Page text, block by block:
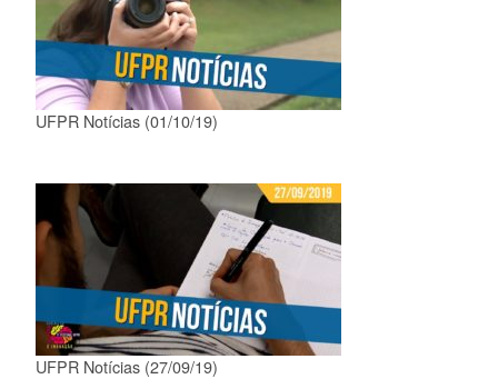
UFPR Notícias (01/10/19)
UFPR Notícias (27/09/19)